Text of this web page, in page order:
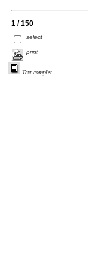
1 / 150
select
print
Text complet